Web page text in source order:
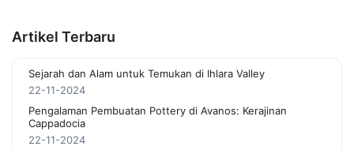
Artikel Terbaru
Sejarah dan Alam untuk Temukan di Ihlara Valley
22-11-2024
Pengalaman Pembuatan Pottery di Avanos: Kerajinan
Cappadocia
22-11-2024